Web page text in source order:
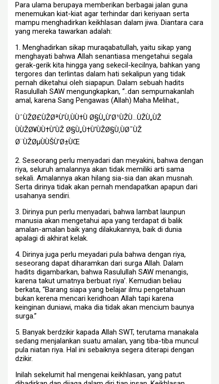
Para ulama berupaya memberikan berbagai jalan guna
menemukan kiat-kiat agar terhindar dari keriyaan serta
mampu menghadirkan keikhlasan dalam jiwa. Diantara cara
yang mereka tawarkan adalah:
1. Menghadirkan sikap muraqabatullah, yaitu sikap yang
menghayati bahwa Allah senantiasa mengetahui segala
gerak-gerik kita hingga yang sekecil-kecilnya, bahkan yang
tergores dan terlintas dalam hati sekalipun yang tidak
pernah diketahui oleh siapapun. Dalam sebuah hadits
Rasulullah SAW mengungkapkan, “..dan sempurnakanlah
amal, karena Sang Pengawas (Allah) Maha Melihat.,
ÙˆÙŽØ£ÙŽØªÙ’Ù‚ÙÙ†Ù Ø§Ù„Ù’Ø¹ÙŽÙ…ÙŽÙ„ÙŽ
ÙÙŽØ¥ÙÙ†Ù‘ÙŽ Ø§Ù„Ù†Ù‘ÙŽØ§Ù‚ÙØ¯ÙŽ
Ø¨ÙŽØµÙÙŠÙ’Ø±ÙŒ
2. Seseorang perlu menyadari dan meyakini, bahwa dengan
riya, seluruh amalannya akan tidak memiliki arti sama
sekali. Amalannya akan hilang sia-sia dan akan musnah.
Serta dirinya tidak akan pernah mendapatkan apapun dari
usahanya sendiri.
3. Dirinya pun perlu menyadari, bahwa lambat launpun
manusia akan mengetahui apa yang terdapat di balik
amalan-amalan baik yang dilakukannya, baik di dunia
apalagi di akhirat kelak.
4. Dirinya juga perlu meyadari pula bahwa dengan riya,
seseorang dapat diharamkan dari surga Allah. Dalam
hadits digambarkan, bahwa Rasulullah SAW menangis,
karena takut umatnya berbuat riya’. Kemudian beliau
berkata, “Barang siapa yang belajar ilmu pengetahuan
bukan kerena mencari keridhoan Allah tapi karena
keinginan duniawi, maka dia tidak akan mencium baunya
surga.”
5. Banyak berdzikir kapada Allah SWT, terutama manakala
sedang menjalankan suatu amalan, yang tiba-tiba muncul
pula niatan riya. Hal ini sebaiknya segera diterapi dengan
dzikir.
Inilah sekelumit hal mengenai keikhlasan, yang patut